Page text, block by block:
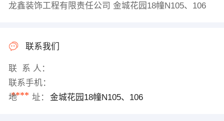
龙鑫装饰工程有限责任公司 金城花园18幢N105、106
联系我们
联 系 人：
联系手机：
****
地 址： 金城花园18幢N105、106